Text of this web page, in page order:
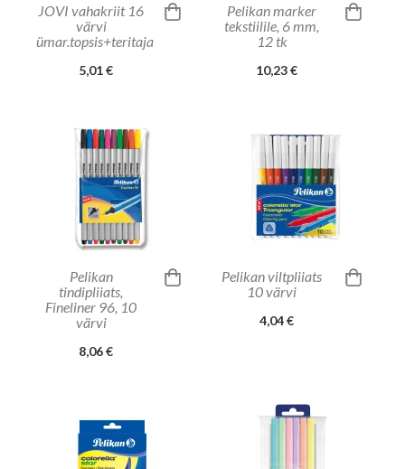
JOVI vahakriit 16
värvi
ümar.topsis+teritaja
5,01 €
Pelikan marker
tekstiilile, 6 mm,
12 tk
10,23 €
Pelikan
tindipliiats,
Fineliner 96, 10
värvi
8,06 €
Pelikan viltpliiats
10 värvi
4,04 €